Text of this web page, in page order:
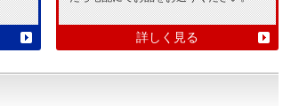
詳しく見る